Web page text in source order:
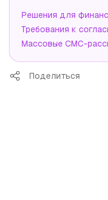
Решения для
Требования к
Массовые СМС-
Поделиться